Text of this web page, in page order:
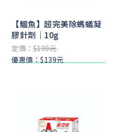
【鱷魚】超完美除螞蟻凝
膠針劑｜10g
定價：$199元
優惠價：$139元